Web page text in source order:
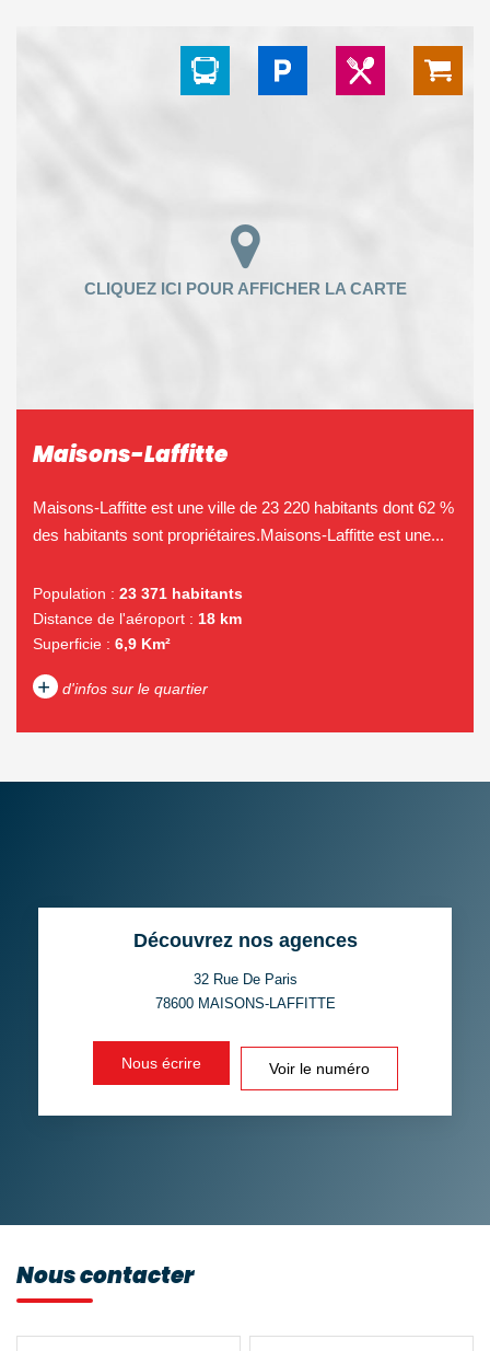
Maisons-Laffitte
Maisons-Laffitte est une ville de 23 220 habitants dont 62 %
des habitants sont propriétaires.Maisons-Laffitte est une...
Population : 23 371 habitants
Distance de l'aéroport : 18 km
Superficie : 6,9 Km²
+ d'infos sur le quartier
PART DES MÉNAGES SANS
VOITURE
ECOLES ET CRÈCHES
Découvrez nos agences
32 Rue De Paris
78600 MAISONS-LAFFITTE
Nous écrire Voir le numéro
Nous contacter